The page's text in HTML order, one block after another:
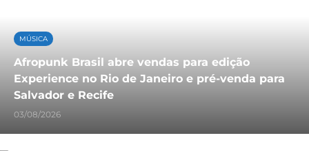
MÚSICA
Afropunk Brasil abre vendas para edição
Experience no Rio de Janeiro e pré-venda para
Salvador e Recife
03/08/2026